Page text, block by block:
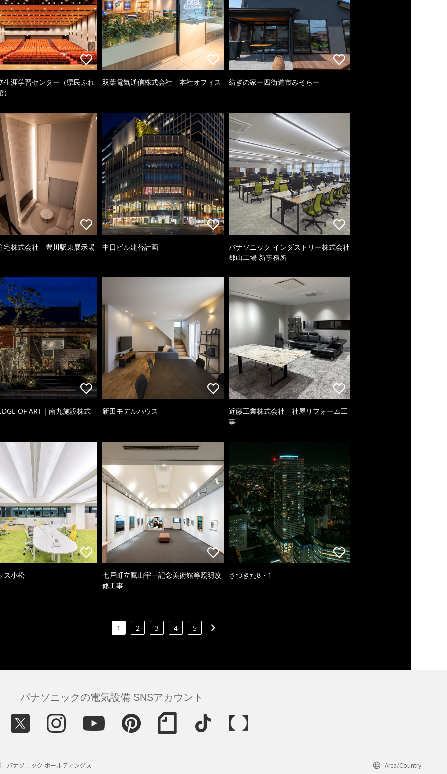
生涯学習センター（県民ふれ
双葉電気通信株式会社 本社オフィス 紡ぎの家ー四街道市みそらー
宅株式会社 豊川駅東展示場 中日ビル建替計画
パナソニック インダストリー株式会社
郡山工場 新事務所
OF ART｜南九施設株式 新田モデルハウス
近藤工業株式会社 社屋リフォーム工
事
ス小松
七戸町立鷹山宇一記念美術館等照明改
修工事
さつきた8・1
1 2 3 4 5
パナソニックの電気設備 SNSアカウント
パナソニック ホールディングス Area/Country